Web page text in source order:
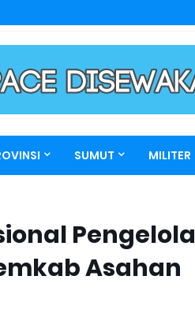
SUMUT MILITER
Pengelola
Asahan